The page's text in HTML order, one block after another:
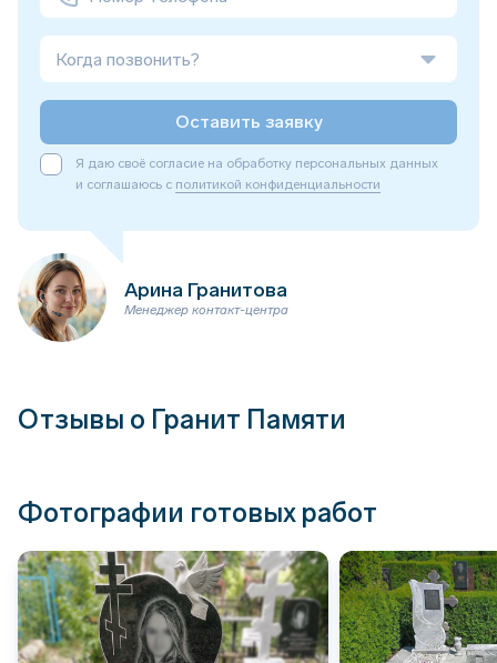
Когда позвонить?
Оставить заявку
Я даю своё согласие на обработку персональных данных
и соглашаюсь с политикой конфиденциальности
Арина Гранитова
Менеджер контакт-центра
Отзывы о Гранит Памяти
Фотографии готовых работ